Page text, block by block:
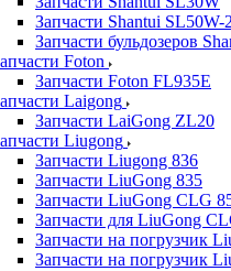
Запчасти Shantui SL50W-2
Запчасти бульдозеров
Foton
Запчасти Foton FL935E
Laigong
Запчасти LaiGong ZL20
Liugong
Запчасти Liugong 836
Запчасти LiuGong 835
Запчасти LiuGong CLG
Запчасти для LiuGong
Запчасти на погрузчик
Запчасти на погрузчик